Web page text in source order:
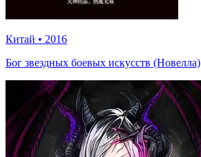
Китай • 2016
Бог звездных боевых искусств (Новелла)